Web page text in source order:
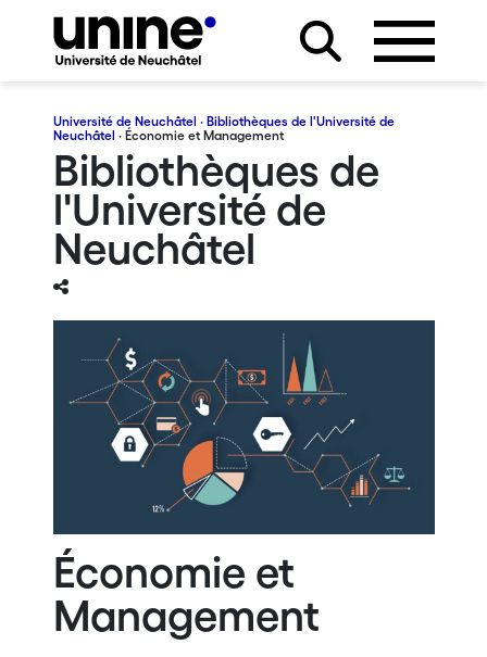
Université de Neuchâtel · Bibliothèques de l'Université de
Neuchâtel · Économie et Management
Bibliothèques de
l'Université de
Neuchâtel
Économie et
Management